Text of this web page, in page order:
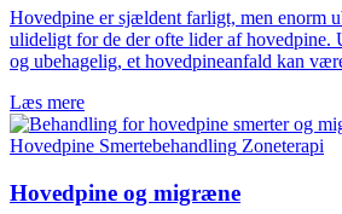
Hovedpine er sjældent farligt, men enorm
ulideligt for de der ofte lider af hovedpine.
og ubehagelig, et hovedpineanfald kan
Læs mere
Hovedpine Smertebehandling Zoneterapi
Hovedpine og migræne